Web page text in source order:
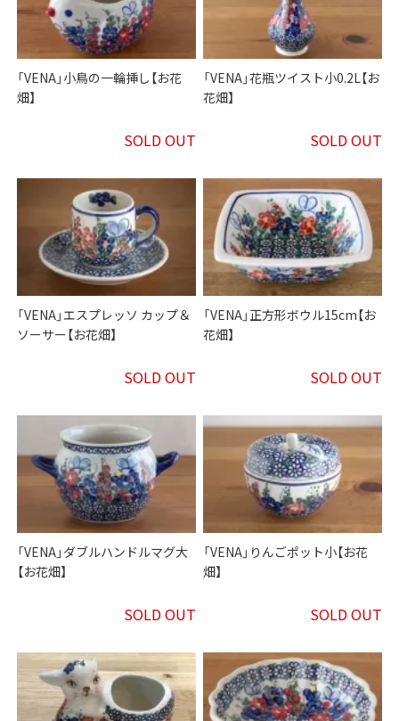
「VENA」小鳥の一輪挿し【お花
畑】
SOLD OUT
「VENA」花瓶ツイスト小0.2L【お
花畑】
SOLD OUT
「VENA」エスプレッソ カップ＆
ソーサー【お花畑】
SOLD OUT
「VENA」正方形ボウル15cm【お
花畑】
SOLD OUT
「VENA」ダブルハンドルマグ大
【お花畑】
SOLD OUT
「VENA」りんごポット小【お花
畑】
SOLD OUT